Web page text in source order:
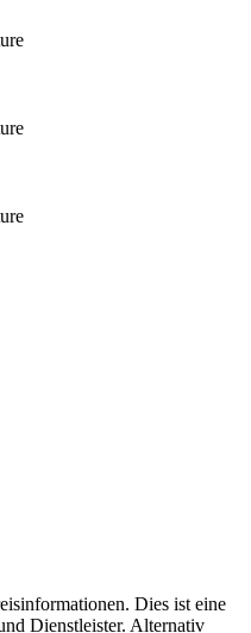
Dies ist eine
Dienstleister. Alternativ